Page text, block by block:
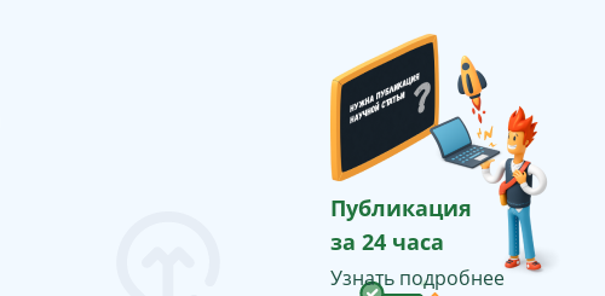
Публикация
за 24 часа
Узнать подробнее